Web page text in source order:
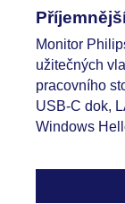
Monitor
užitečných
pracovního
USB-C dok,
Windows